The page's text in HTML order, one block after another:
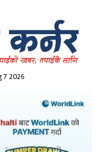
7 2026